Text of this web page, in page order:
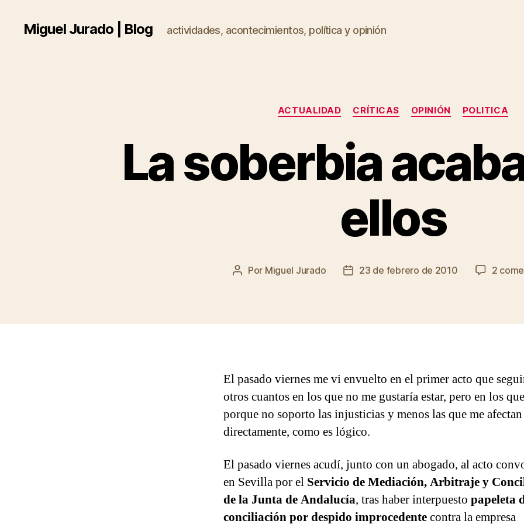
Miguel Jurado | Blog actividades, acontecimientos, política y opinión
Categorías
ACTUALIDAD CRÍTICAS OPINIÓN POLITICA
La soberbia
ellos
Autor
Por Miguel Jurado
Fecha23 de febrero de 2010 2
El pasado viernes me vi envuelto en el primer acto que
otros cuantos en los que no me gustaría estar, pero en los
porque no soporto las injusticias y menos las que me afectan
directamente, como es lógico.
El pasado viernes acudí, junto con un abogado, al acto
en Sevilla por el Servicio de Mediación, Arbitraje y
de la Junta de Andalucía, tras haber interpuesto papeleta
conciliación por despido improcedentecontra la empresa